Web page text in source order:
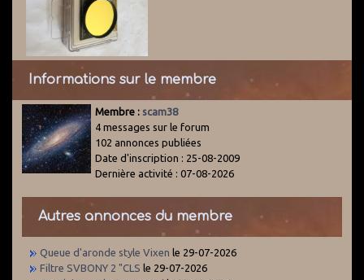
Informations sur le membre
Membre : scam38
4 messages sur le forum
102 annonces publiées
Date d'inscription : 25-08-2009
Dernière activité : 07-08-2026
Autres annonces du membre
Queue d'aronde style Vixen le 29-07-2026
Filtre SVBONY 2 "CLS le 29-07-2026